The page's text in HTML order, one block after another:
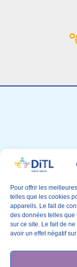
Pour offrir les
telles que les cookies
appareils. Le fait de
des données telles
sur ce site. Le fait de
avoir un effet négatif
The European